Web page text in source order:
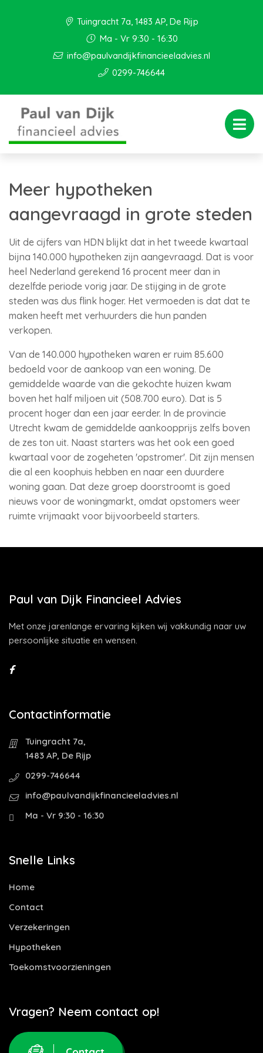
Tuingracht 7a, 1483 AP, De Rijp
Ma - Vr 9:30 - 16:30
info@paulvandijkfinancieeladvies.nl
0299-746644
Meer hypotheken
aangevraagd in grote steden
Uit de cijfers van HDN blijkt dat in het tweede kwartaal
bijna 140.000 hypotheken zijn aangevraagd. Dat is voor
heel Nederland gerekend 16 procent meer dan in
dezelfde periode vorig jaar. De stijging in de grote
steden was dus flink hoger. Het vermoeden is dat dat te
maken heeft met verhuurders die hun panden
verkopen.
Van de 140.000 hypotheken waren er ruim 85.600
bedoeld voor de aankoop van een woning. De
gemiddelde waarde van die gekochte huizen kwam
boven het half miljoen uit (508.700 euro). Dat is 5
procent hoger dan een jaar eerder. In de provincie
Utrecht kwam de gemiddelde aankoopprijs zelfs boven
de zes ton uit. Naast starters was het ook een goed
kwartaal voor de zogeheten 'opstromer'. Dit zijn mensen
die al een koophuis hebben en naar een duurdere
woning gaan. Dat deze groep doorstroomt is goed
nieuws voor de woningmarkt, omdat opstomers weer
ruimte vrijmaakt voor bijvoorbeeld starters.
Paul van Dijk Financieel Advies
Met onze jarenlange ervaring kijken wij vakkundig naar uw
persoonlijke situatie en wensen.
Contactinformatie
Tuingracht 7a,
1483 AP, De Rijp
0299-746644
info@paulvandijkfinancieeladvies.nl
Ma - Vr 9:30 - 16:30
Snelle Links
Home
Contact
Verzekeringen
Hypotheken
Toekomstvoorzieningen
Vragen? Neem contact op!